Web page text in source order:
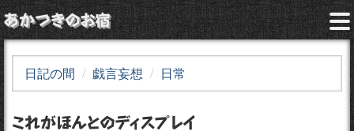
あかつきのお宿
日記の間 戯言妄想 日常
これがほんとのディスプレイ